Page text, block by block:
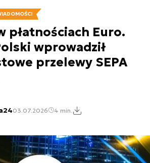
płatnościach Euro.
wprowadził
przelewy SEPA
03.07.2026 4 min.